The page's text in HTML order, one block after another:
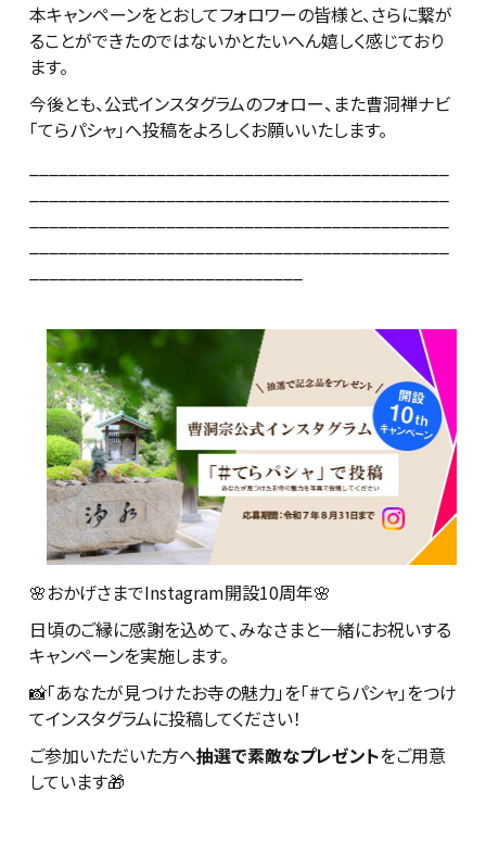
本キャンペーンをとおしてフォロワーの皆様と、さらに繋が
ることができたのではないかとたいへん嬉しく感じており
ます。
今後とも、公式インスタグラムのフォロー、また曹洞禅ナビ
「てらパシャ」へ投稿をよろしくお願いいたします。
🌸おかげさまでInstagram開設10周年🌸
日頃のご縁に感謝を込めて、みなさまと一緒にお祝いする
キャンペーンを実施します。
📸「あなたが見つけたお寺の魅力」を「#てらパシャ」をつけ
てインスタグラムに投稿してください！
ご参加いただいた方へ抽選で素敵なプレゼントをご用意
しています🎁